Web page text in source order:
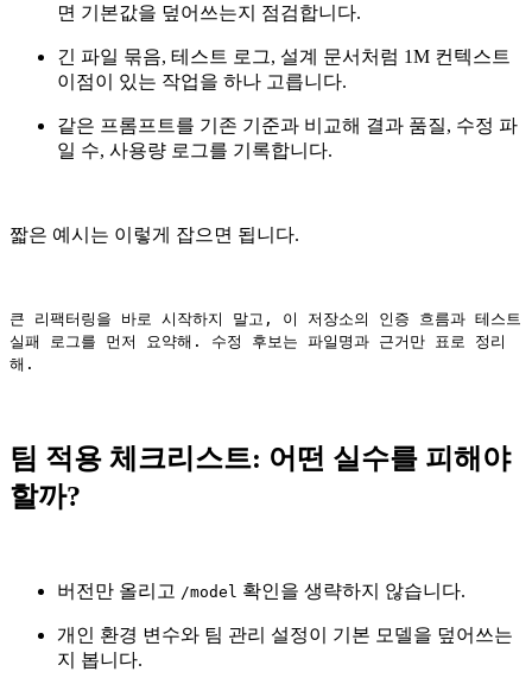
면 기본값을 덮어쓰는지 점검합니다.
긴 파일 묶음, 테스트 로그, 설계 문서처럼 1M 컨텍스트
이점이 있는 작업을 하나 고릅니다.
같은 프롬프트를 기존 기준과 비교해 결과 품질, 수정 파
일 수, 사용량 로그를 기록합니다.
짧은 예시는 이렇게 잡으면 됩니다.
큰 리팩터링을 바로 시작하지 말고, 이 저장소의 인증 흐름과 테스트
실패 로그를 먼저 요약해. 수정 후보는 파일명과 근거만 표로 정리
해.
팀 적용 체크리스트: 어떤 실수를 피해야
할까?
버전만 올리고 /model 확인을 생략하지 않습니다.
개인 환경 변수와 팀 관리 설정이 기본 모델을 덮어쓰는
지 봅니다.